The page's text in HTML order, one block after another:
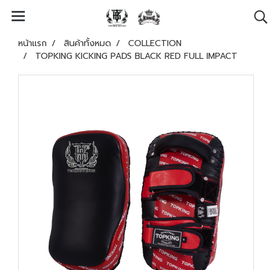
หน้าแรก สินค้าทั้งหมด
COLLECTION
TOPKING KICKING PADS BLACK RED FULL IMPACT